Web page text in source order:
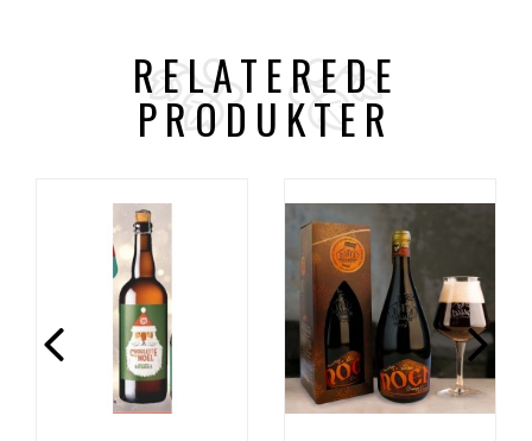
RELATEREDE
PRODUKTER